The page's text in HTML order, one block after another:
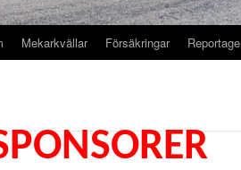
Mekarkvällar Försäkringar Reportage